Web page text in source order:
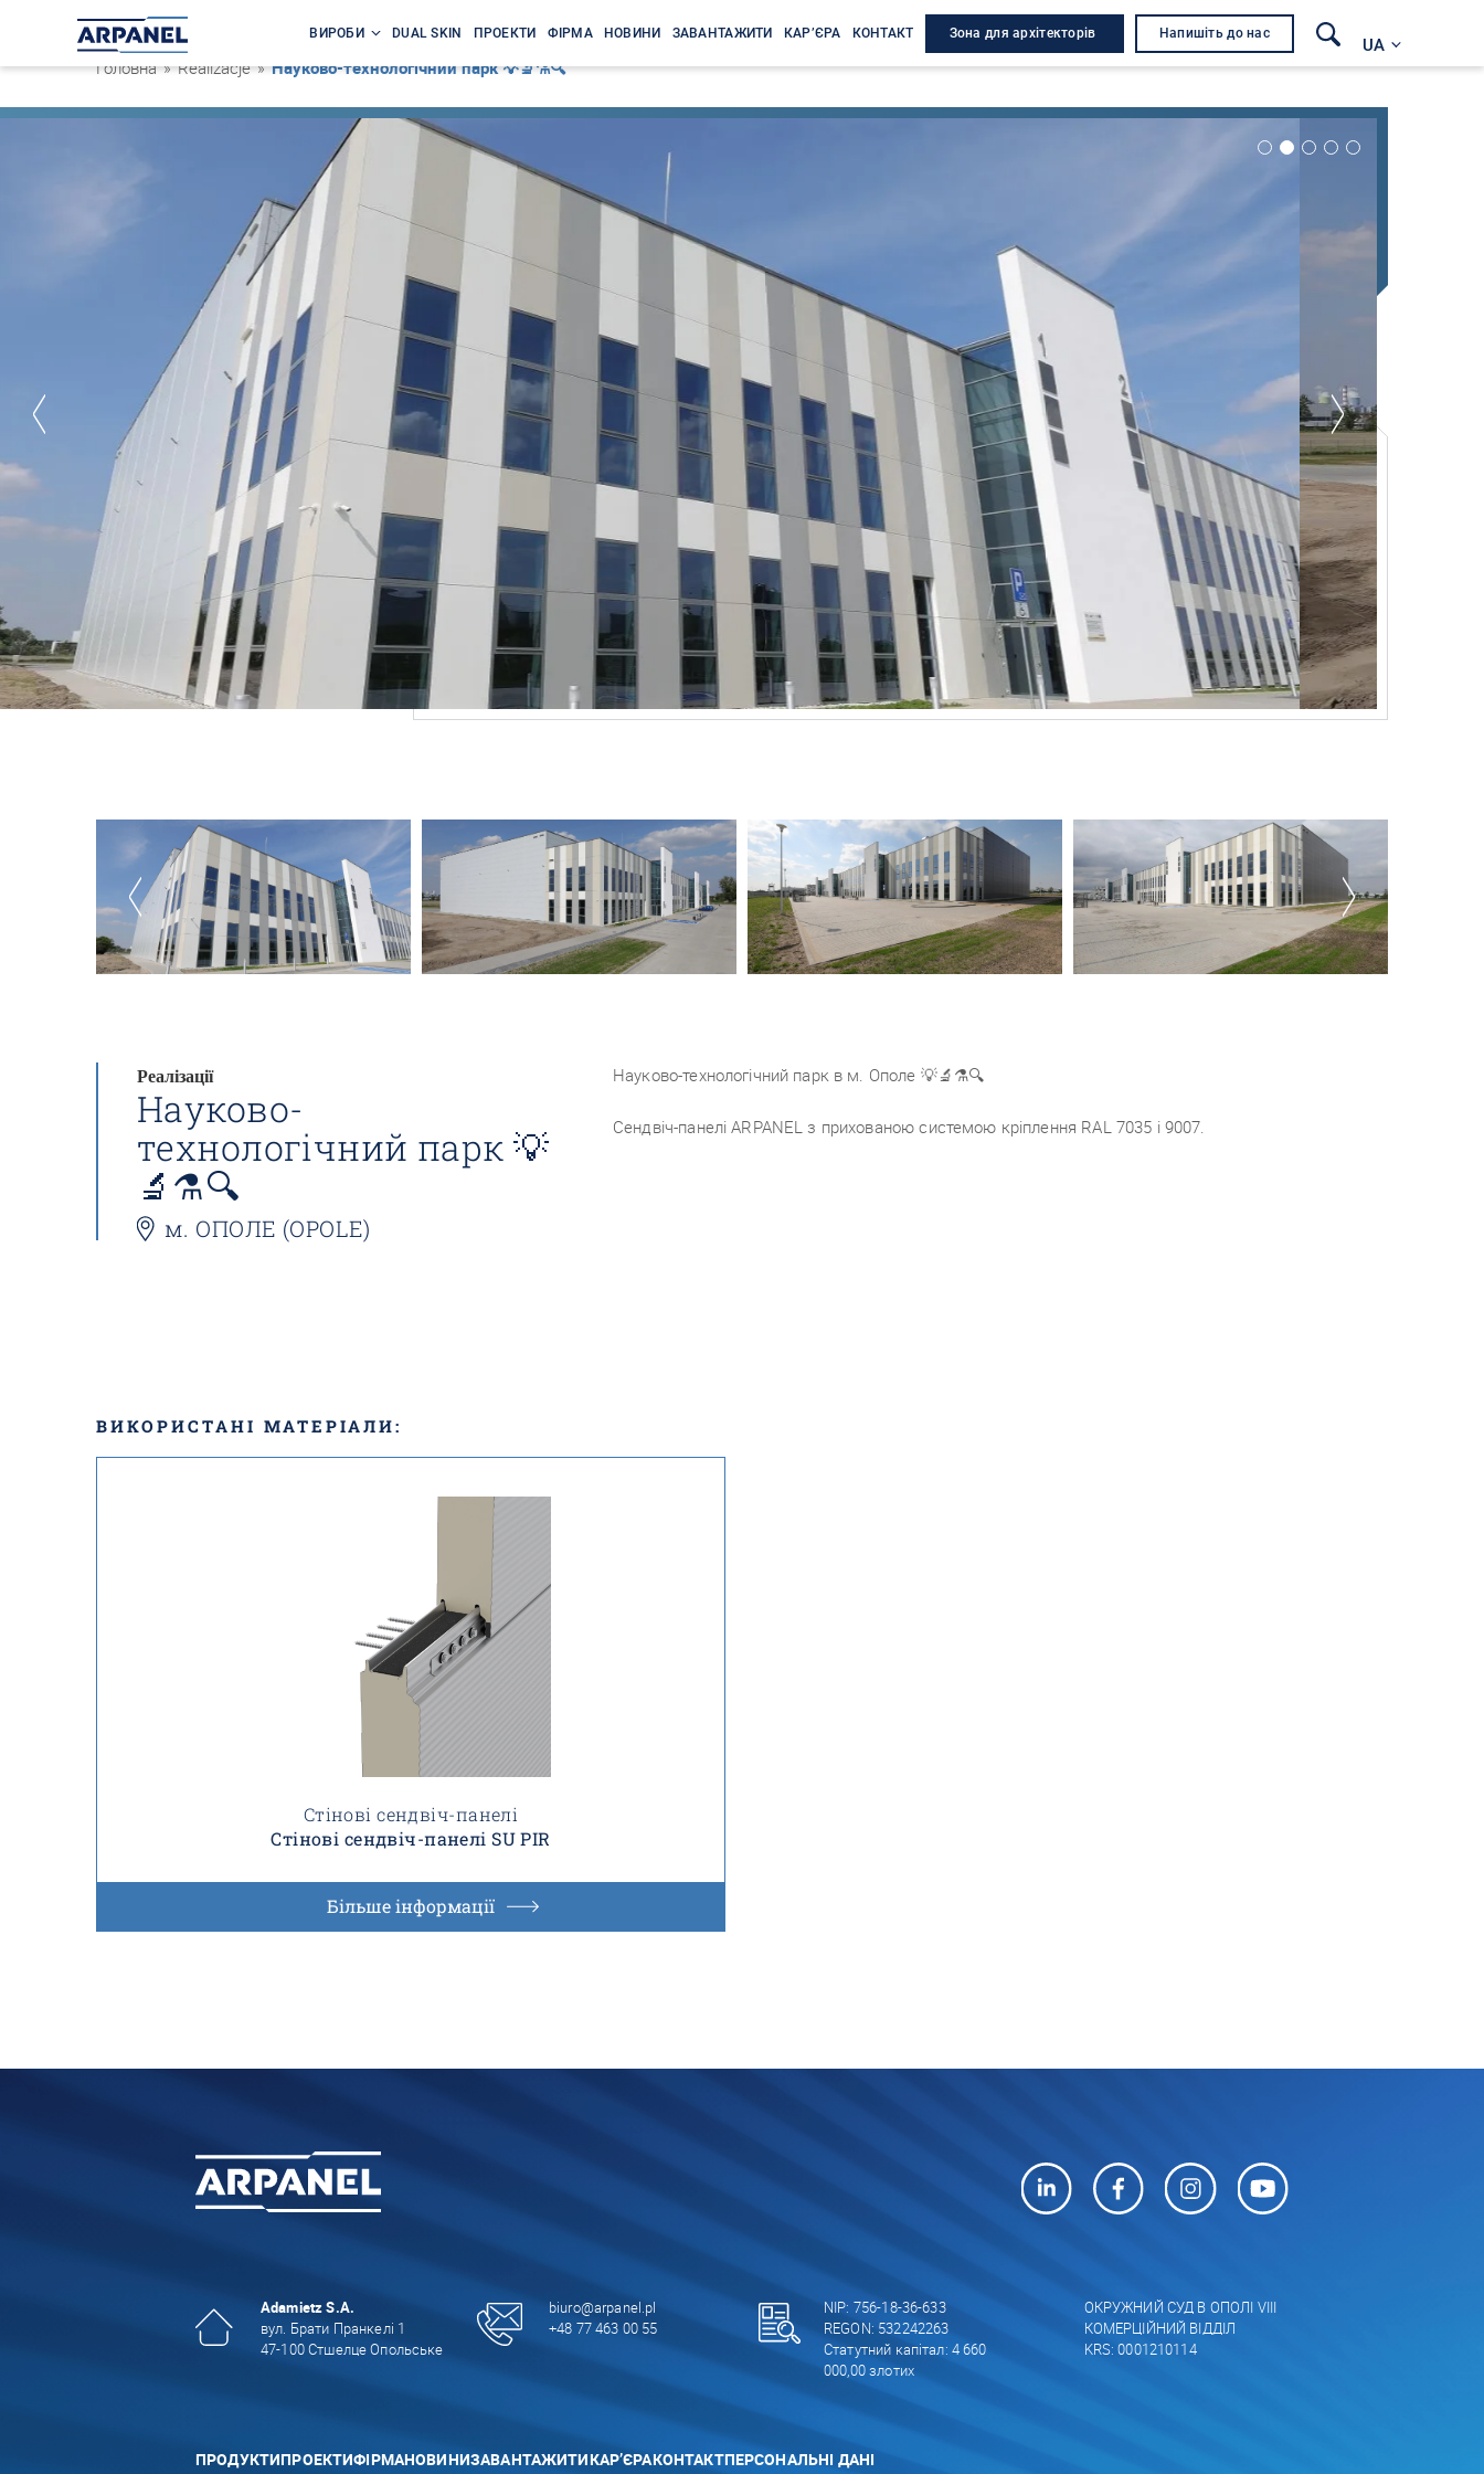
ВИРОБИ DUAL SKIN ПРОЕКТИ ФІРМА НОВИНИ ЗАВАНТАЖИТИ КАР’ЄРА КОНТАКТ Зона для архітекторів Напишіть до нас
UA
Головна » Realizacje »Науково-технологічний парк 💡🔬⚗️🔍
Реалізації
Науково-
технологічний парк 💡
🔬⚗️🔍
м. ОПОЛЕ (OPOLE)
Науково-технологічний парк в м. Ополе 💡🔬⚗️🔍
Сендвіч-панелі ARPANEL з прихованою системою кріплення RAL 7035 і 9007.
ВИКОРИСТАНІ МАТЕРІАЛИ:
Стінові сендвіч-панелі
Стінові сендвіч-панелі SU PIR
Більше інформації
Adamietz S.A.
вул. Брати Пранкелі 1
47-100 Стшелце Опольське
biuro@arpanel.pl
+48 77 463 00 55
NIP: 756-18-36-633
REGON: 532242263
Статутний капітал: 4 660
000,00 злотих
ОКРУЖНИЙ СУД В ОПОЛІ VIII
КОМЕРЦІЙНИЙ ВІДДІЛ
KRS: 0001210114
ПРОДУКТИПРОЕКТИФІРМАНОВИНИЗАВАНТАЖИТИКАР’ЄРАКОНТАКТПЕРСОНАЛЬНІ ДАНІ